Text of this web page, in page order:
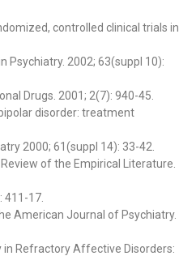
controlled clinical trials in
Psychiatry. 2002; 63(suppl 10):
Drugs. 2001; 2(7): 940-45.
disorder: treatment
2000; 61(suppl 14): 33-42.
of the Empirical Literature.
411-17.
American Journal of Psychiatry.
in Refractory Affective Disorders: